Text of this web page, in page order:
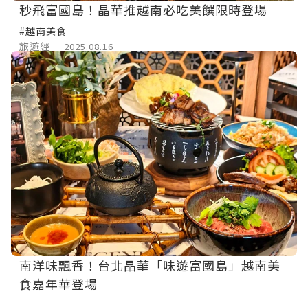
秒飛富國島！晶華推越南必吃美饌限時登場
#越南美食
旅遊經
2025.08.16
南洋味飄香！台北晶華「味遊富國島」越南美
食嘉年華登場